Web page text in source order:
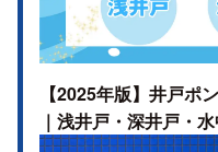
【2025年版】井戸ポ
｜浅井戸・深井戸・